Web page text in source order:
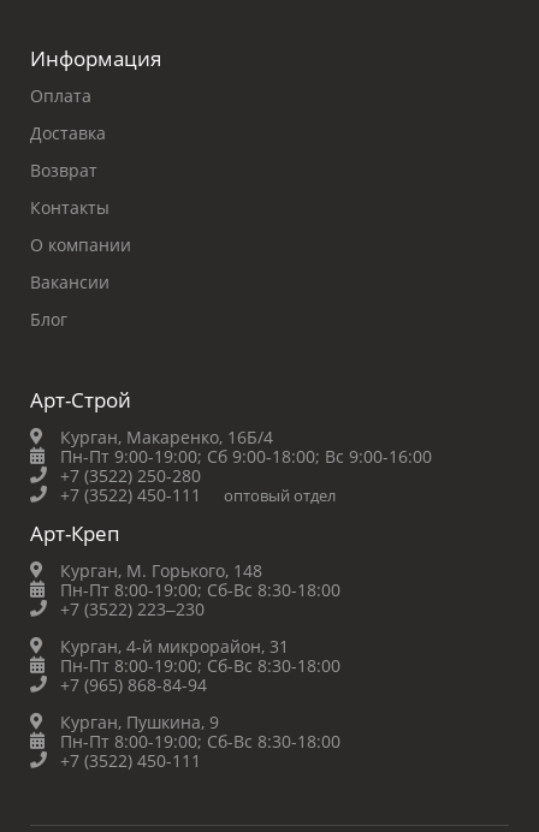
Информация
Оплата
Доставка
Возврат
Контакты
О компании
Вакансии
Блог
Арт-Строй
Курган, Макаренко, 16Б/4
Пн-Пт 9:00-19:00; Сб 9:00-18:00; Вс 9:00-16:00
+7 (3522) 250-280
+7 (3522) 450-111
оптовый отдел
Арт-Креп
Курган, М. Горького, 148
Пн-Пт 8:00-19:00; Сб-Вс 8:30-18:00
+7 (3522) 223‒230
Курган, 4-й микрорайон, 31
Пн-Пт 8:00-19:00; Сб-Вс 8:30-18:00
+7 (965) 868-84-94
Курган, Пушкина, 9
Пн-Пт 8:00-19:00; Сб-Вс 8:30-18:00
+7 (3522) 450-111